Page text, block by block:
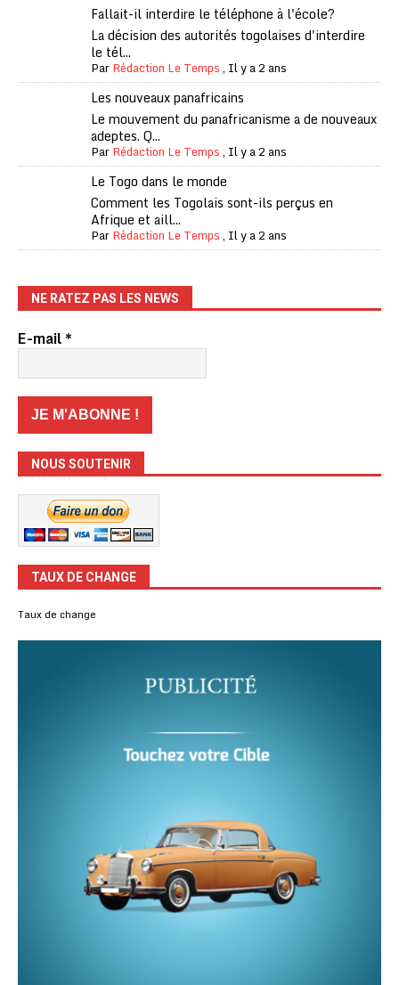
Fallait-il interdire le téléphone à l'école?
La décision des autorités togolaises d'interdire
le tél...
ParRédaction Le Temps, Il y a 2 ans
Les nouveaux panafricains
Le mouvement du panafricanisme a de nouveaux
adeptes. Q...
ParRédaction Le Temps, Il y a 2 ans
Le Togo dans le monde
Comment les Togolais sont-ils perçus en
Afrique et aill...
ParRédaction Le Temps, Il y a 2 ans
NE RATEZ PAS LES NEWS
E-mail*
NOUS SOUTENIR
TAUX DE CHANGE
Taux de change